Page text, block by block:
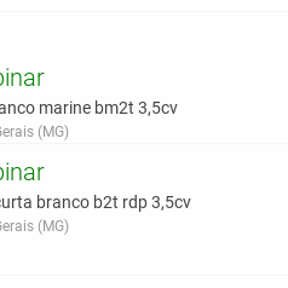
marine bm2t 3,5cv
(MG)
branco b2t rdp 3,5cv
(MG)